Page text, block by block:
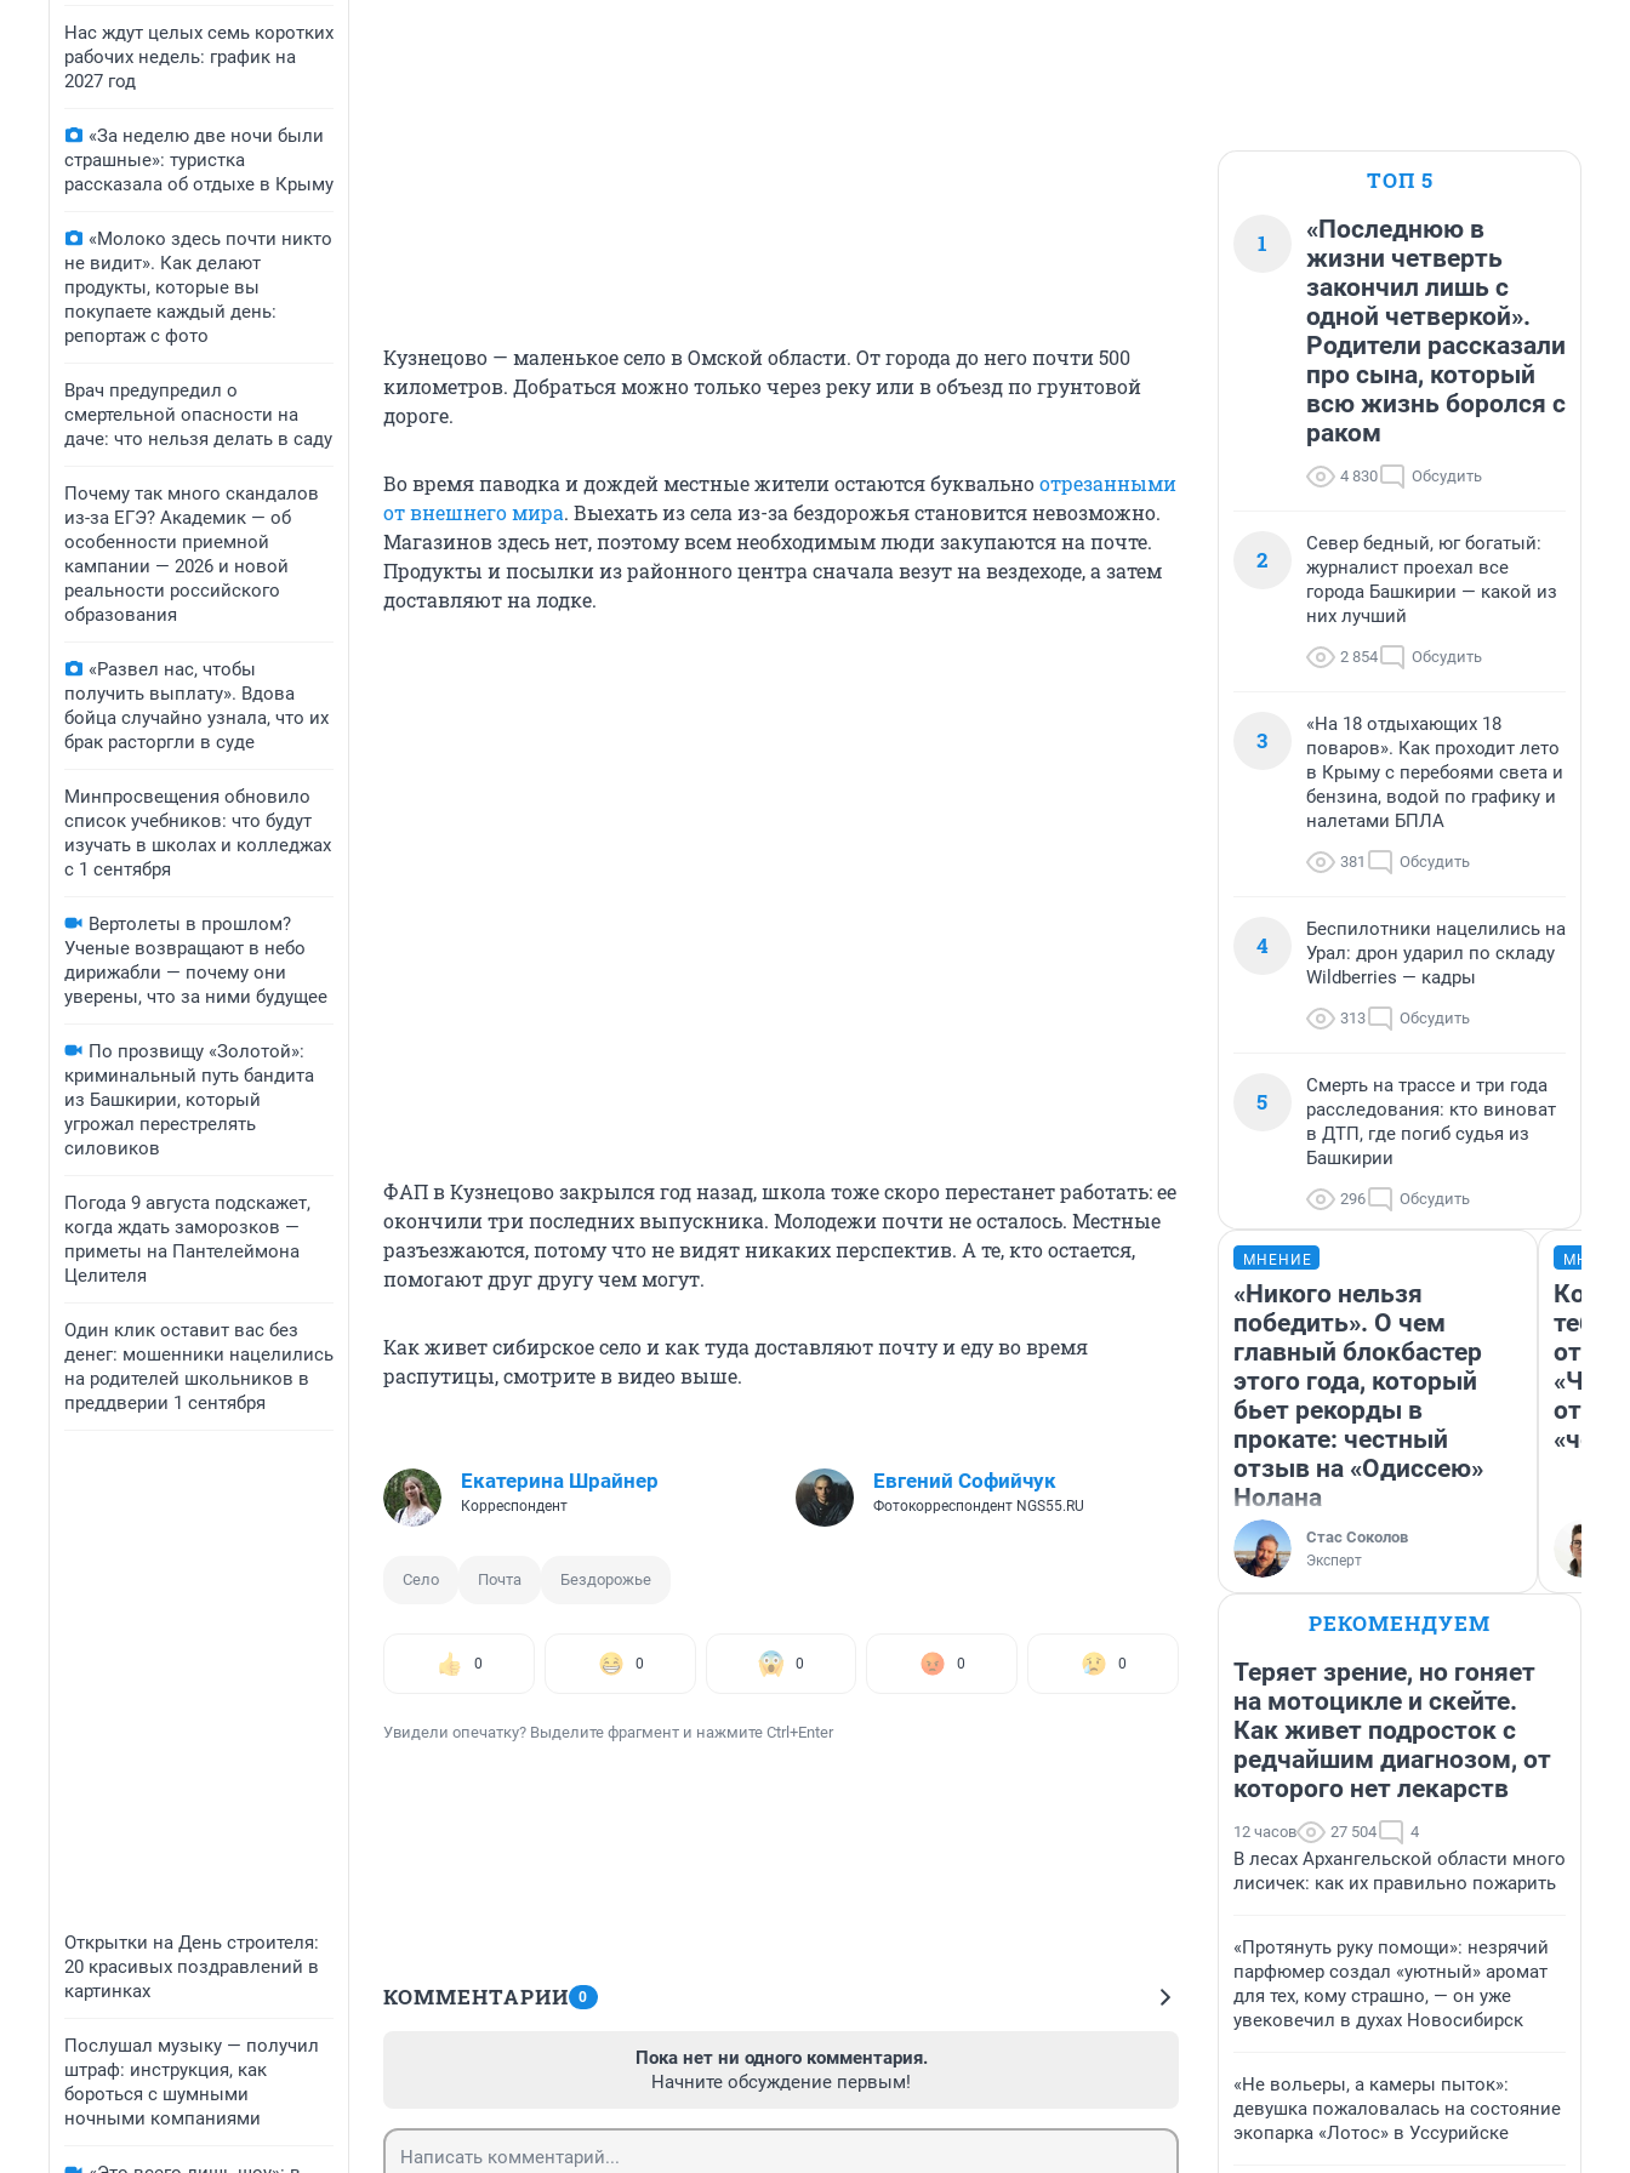
Нас ждут целых семь коротких
рабочих недель: график на
2027 год
«За неделю две ночи были
страшные»: туристка
рассказала об отдыхе в Крыму
«Молоко здесь почти никто
не видит». Как делают
продукты, которые вы
покупаете каждый день:
репортаж с фото
Врач предупредил о
смертельной опасности на
даче: что нельзя делать в саду
Почему так много скандалов
из-за ЕГЭ? Академик — об
особенности приемной
кампании — 2026 и новой
реальности российского
образования
«Развел нас, чтобы
получить выплату». Вдова
бойца случайно узнала, что их
брак расторгли в суде
Минпросвещения обновило
список учебников: что будут
изучать в школах и колледжах
с 1 сентября
Вертолеты в прошлом?
Ученые возвращают в небо
дирижабли — почему они
уверены, что за ними будущее
По прозвищу «Золотой»:
криминальный путь бандита
из Башкирии, который
угрожал перестрелять
силовиков
Погода 9 августа подскажет,
когда ждать заморозков —
приметы на Пантелеймона
Целителя
Один клик оставит вас без
денег: мошенники нацелились
на родителей школьников в
преддверии 1 сентября
Открытки на День строителя:
20 красивых поздравлений в
картинках
Послушал музыку — получил
штраф: инструкция, как
бороться с шумными
ночными компаниями
Кузнецово — маленькое село в Омской области. От города до него почти 500
километров. Добраться можно только через реку или в объезд по грунтовой
дороге.
Во время паводка и дождей местные жители остаются буквальноотрезанными
от внешнего мира. Выехать из села из-за бездорожья становится невозможно.
Магазинов здесь нет, поэтому всем необходимым люди закупаются на почте.
Продукты и посылки из районного центра сначала везут на вездеходе, а затем
доставляют на лодке.
ФАП в Кузнецово закрылся год назад, школа тоже скоро перестанет работать: ее
окончили три последних выпускника. Молодежи почти не осталось. Местные
разъезжаются, потому что не видят никаких перспектив. А те, кто остается,
помогают друг другу чем могут.
Как живет сибирское село и как туда доставляют почту и еду во время
распутицы, смотрите в видео выше.
Екатерина Шрайнер
Корреспондент
Евгений Софийчук
Фотокорреспондент NGS55.RU
Село Почта Бездорожье
0 0 0 0 0
Увидели опечатку? Выделите фрагмент и нажмите Ctrl+Enter
КОММЕНТАРИИ 0
Пока нет ни одного комментария.
Начните обсуждение первым!
ТОП 5
1
«Последнюю в
жизни четверть
закончил лишь с
одной четверкой».
Родители рассказали
про сына, который
всю жизнь боролся с
раком
4 830 Обсудить
2
Север бедный, юг богатый:
журналист проехал все
города Башкирии — какой из
них лучший
2 854 Обсудить
3
«На 18 отдыхающих 18
поваров». Как проходит лето
в Крыму с перебоями света и
бензина, водой по графику и
налетами БПЛА
381 Обсудить
4
Беспилотники нацелились на
Урал: дрон ударил по складу
Wildberries — кадры
313 Обсудить
5
Смерть на трассе и три года
расследования: кто виноват
в ДТП, где погиб судья из
Башкирии
296 Обсудить
МНЕНИЕ
«Никого нельзя
победить». О чем
главный блокбастер
этого года, который
бьет рекорды в
прокате: честный
отзыв на «Одиссею»
Нолана
Стас Соколов
Эксперт
тебя
РЕКОМЕНДУЕМ
Теряет зрение, но гоняет
на мотоцикле и скейте.
Как живет подросток с
редчайшим диагнозом, от
которого нет лекарств
12 часов 27 504 4
В лесах Архангельской области много
лисичек: как их правильно пожарить
«Протянуть руку помощи»: незрячий
парфюмер создал «уютный» аромат
для тех, кому страшно, — он уже
увековечил в духах Новосибирск
«Не вольеры, а камеры пыток»:
девушка пожаловалась на состояние
экопарка «Лотос» в Уссурийске